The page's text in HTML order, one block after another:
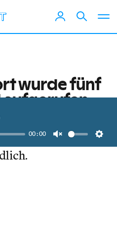
00:00
Unmute
wurde fünf
aufgerufen
wurden
Personen